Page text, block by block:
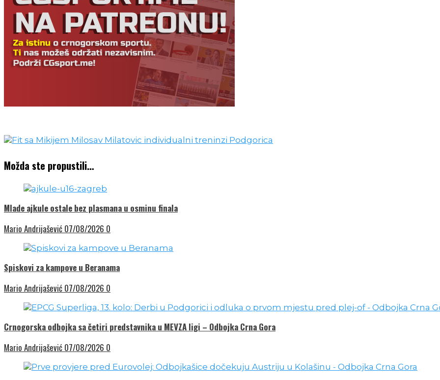
Možda ste propustili…
Mlade ajkule ostale bez plasmana u osminu finala
Mario Andrijašević 07/08/2026 0
Spiskovi za kampove u Beranama
Mario Andrijašević 07/08/2026 0
Crnogorska odbojka sa četiri predstavnika u MEVZA ligi – Odbojka Crna Gora
Mario Andrijašević 07/08/2026 0